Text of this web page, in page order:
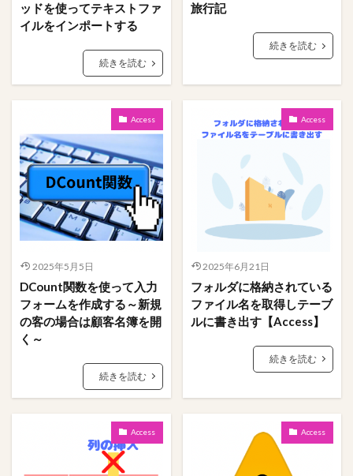
ッドを使ってテキストファ
イルをインポートする
続きを読む
旅行記
続きを読む
Access
2025年5月5日
DCount関数を使って入力
フォームを作成する～新規
の客の場合は顧客名簿を開
く～
続きを読む
Access
2025年6月21日
フォルダに格納されている
ファイル名を取得しテーブ
ルに書き出す【Access】
続きを読む
Access Access